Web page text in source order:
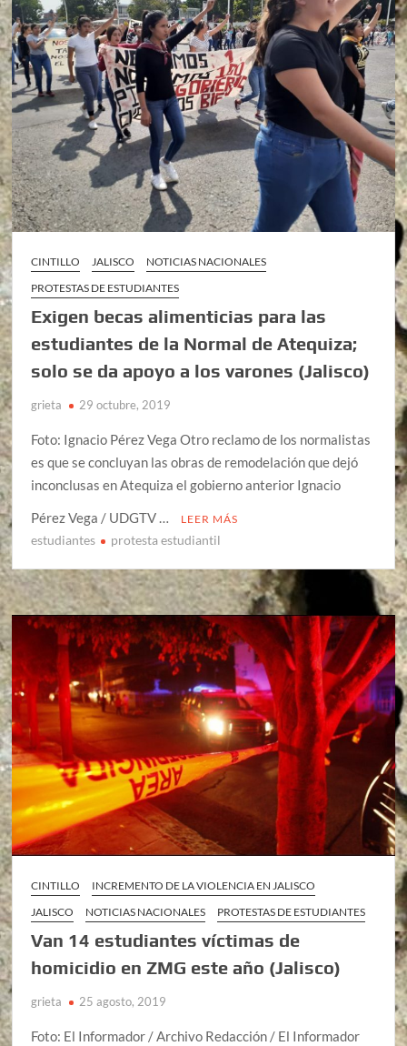
CINTILLO JALISCO
NOTICIAS NACIONALES
PROTESTAS DE ESTUDIANTES
Exigen becas alimenticias para las
estudiantes de la Normal de Atequiza;
solo se da apoyo a los varones (Jalisco)
grieta 29 octubre, 2019
Foto: Ignacio Pérez Vega Otro reclamo de los normalistas
es que se concluyan las obras de remodelación que dejó
inconclusas en Atequiza el gobierno anterior Ignacio
Pérez Vega / UDGTV …
LEER MÁS
estudiantes protesta estudiantil
CINTILLO
INCREMENTO DE LA VIOLENCIA EN JALISCO
JALISCO
NOTICIAS NACIONALES PROTESTAS DE ESTUDIANTES
Van 14 estudiantes víctimas de
homicidio en ZMG este año (Jalisco)
grieta 25 agosto, 2019
Foto: El Informador / Archivo Redacción / El Informador